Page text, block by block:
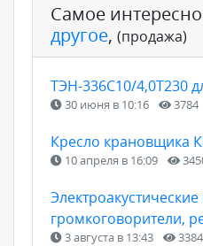
Самое
другое, (продажа)
ТЭН-336С10/4,0Т230
30 июня в 10:16 3784
Кресло крановщика
10 апреля в 16:09
громкоговорители,
3 августа в 13:43 3384